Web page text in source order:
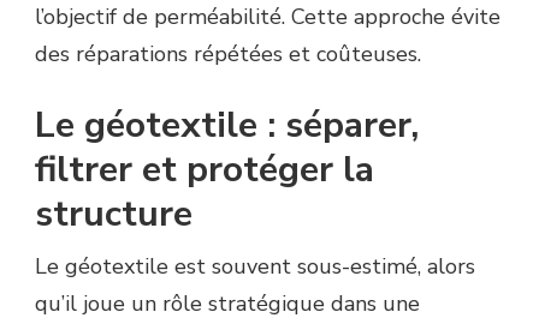
l’objectif de perméabilité. Cette approche évite
des réparations répétées et coûteuses.
Le géotextile : séparer,
filtrer et protéger la
structure
Le géotextile est souvent sous-estimé, alors
qu’il joue un rôle stratégique dans une